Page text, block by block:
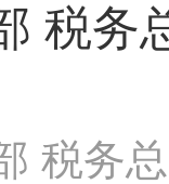
税务
税务